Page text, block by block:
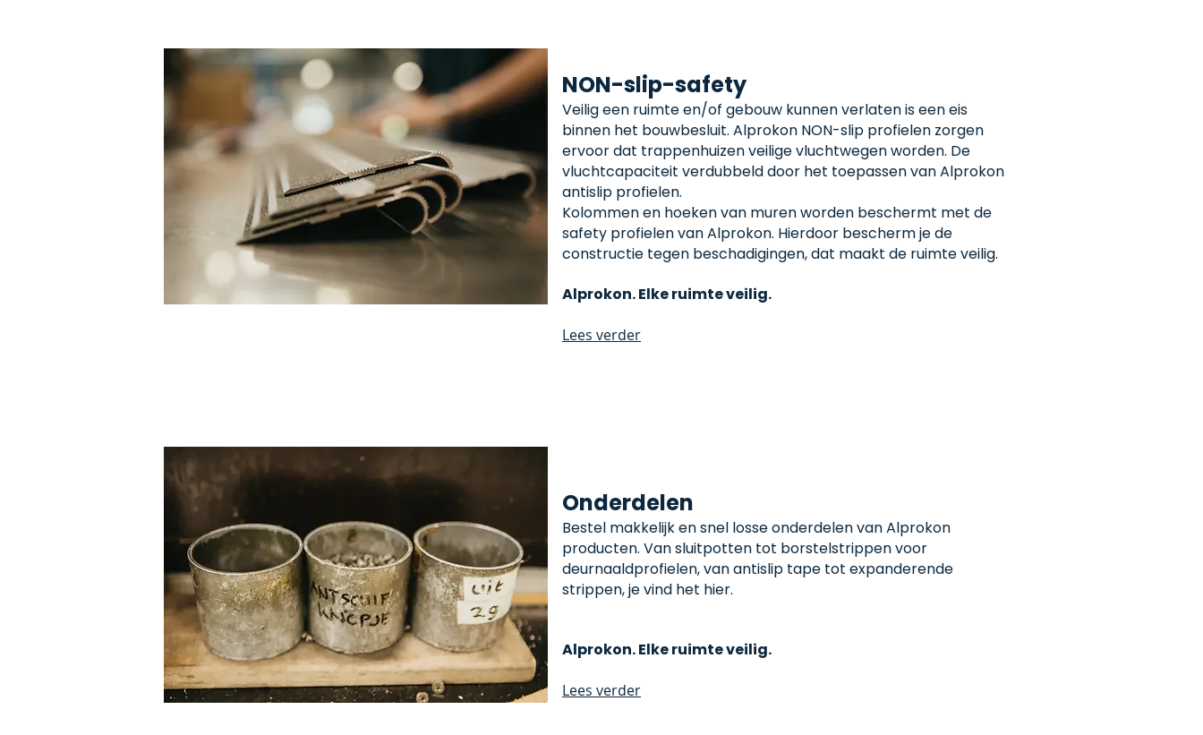
NON-slip-safety
Veilig een ruimte en/of gebouw kunnen verlaten is een eis
binnen het bouwbesluit. Alprokon NON-slip profielen zorgen
ervoor dat trappenhuizen veilige vluchtwegen worden. De
vluchtcapaciteit verdubbeld door het toepassen van Alprokon
antislip profielen.
Kolommen en hoeken van muren worden beschermt met de
safety profielen van Alprokon. Hierdoor bescherm je de
constructie tegen beschadigingen, dat maakt de ruimte veilig.
Alprokon. Elke ruimte veilig.
Lees verder
Onderdelen
Bestel makkelijk en snel losse onderdelen van Alprokon
producten. Van sluitpotten tot borstelstrippen voor
deurnaaldprofielen, van antislip tape tot expanderende
strippen, je vind het hier.
Alprokon. Elke ruimte veilig.
Lees verder